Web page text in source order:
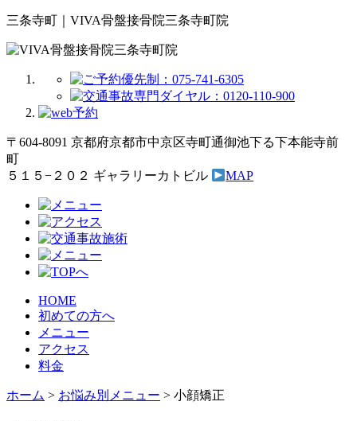
三条寺町｜VIVA骨盤接骨院三条寺町院
〒604-8091 京都府京都市中京区寺町通御池下る下本能寺前
町
５１５−２０２ ギャラリーカトビル
MAP
HOME
初めての方へ
メニュー
アクセス
料金
ホーム > お悩み別メニュー > 小顔矯正